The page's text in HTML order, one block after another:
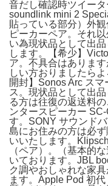
音だし確認時ツイー
soundlink mini 2
貼っている部分）外
ピーカーペア。それ
い為現状品として出
します。【希少】
ア。不具合はありま
しい方おりましたら
開封】Sonos Arc ス
ス。現状品として出
る方は往復の返送料
ンタースピーカー
す。SONY サウンド
島にお住みの方は必
いいたします。
（ペア）。（基本的
いております。JBL
ク調やおしゃれな家
ます。Apple Pod 初